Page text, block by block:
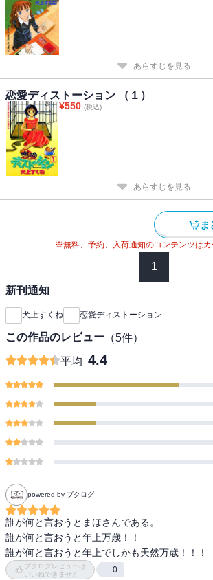
あらすじを見る
恋愛ディストーション （１）
¥550 (税込)
あらすじを見る
ま
※無料、予約、入荷通知のコンテンツはカ
1
新刊通知
犬上すくね 恋愛ディストーション
この作品のレビュー （5件）
平均 4.4
powered by ブクログ
誰が何と言おうとまほさんである。
誰が何と言おうと年上万歳！！
誰が何と言おうと年上でしかも天然万歳！！！
ブクログレビューは
いいねできません
0